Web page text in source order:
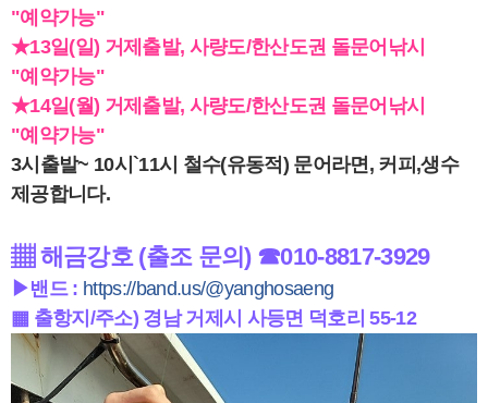
"예약가능"
★13일(일) 거제출발, 사량도/한산도권 돌문어낚시
"예약가능"
★14일(월) 거제출발, 사량도/한산도권 돌문어낚시
"예약가능"
3시출발~ 10시`11시 철수(유동적) 문어라면, 커피,생수
제공합니다.
▦ 해금강호 (출조 문의) ☎010-8817-3929
▶밴드 : https://band.us/@yanghosaeng
▦ 출항지/주소) 경남 거제시 사등면 덕호리 55-12